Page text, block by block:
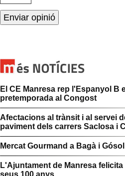
El CE Manresa rep l'Espanyol B
pretemporada al Congost
Afectacions al trànsit i al servei
paviment dels carrers Saclosa i
Mercat Gourmand a Bagà i Gósol
L'Ajuntament de Manresa
seus 100 anys